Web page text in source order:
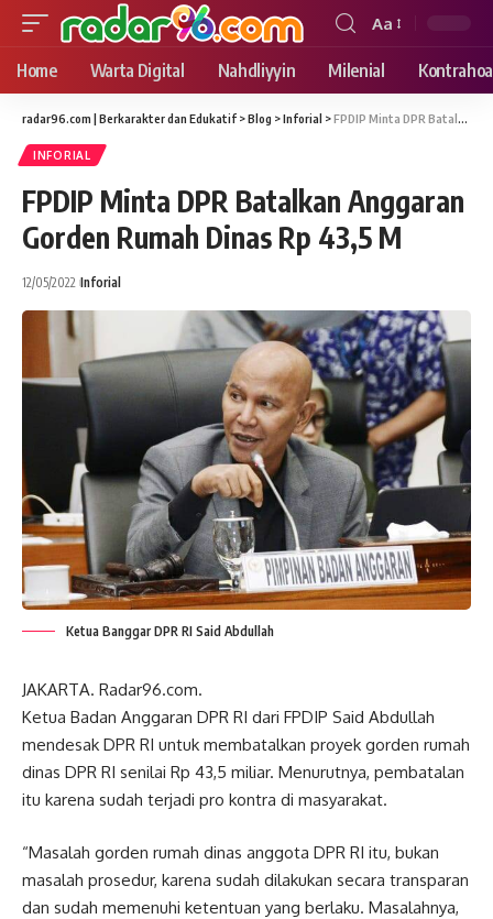
Font
Resizer
Aa
Home Warta Digital Nahdliyyin Milenial
radar96.com | Berkarakter dan Edukatif >Blog >Inforial >FPDIP Minta DPR Batalkan Anggaran Gorden Rumah Dinas Rp 43,5 M
INFORIAL
FPDIP Minta DPR Batalkan Anggaran
Gorden Rumah Dinas Rp 43,5 M
12/05/2022 Inforial
Ketua Banggar DPR RI Said Abdullah
JAKARTA. Radar96.com.
Ketua Badan Anggaran DPR RI dari FPDIP Said Abdullah
mendesak DPR RI untuk membatalkan proyek gorden rumah
dinas DPR RI senilai Rp 43,5 miliar. Menurutnya, pembatalan
itu karena sudah terjadi pro kontra di masyarakat.
“Masalah gorden rumah dinas anggota DPR RI itu, bukan
masalah prosedur, karena sudah dilakukan secara transparan
dan sudah memenuhi ketentuan yang berlaku. Masalahnya,